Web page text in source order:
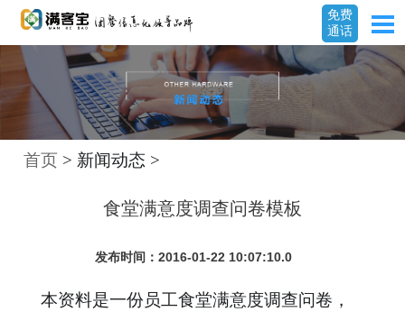
免费
通话
首页 > 新闻动态 >
食堂满意度调查问卷模板
发布时间：2016-01-22 10:07:10.0
本资料是一份员工食堂满意度调查问卷，